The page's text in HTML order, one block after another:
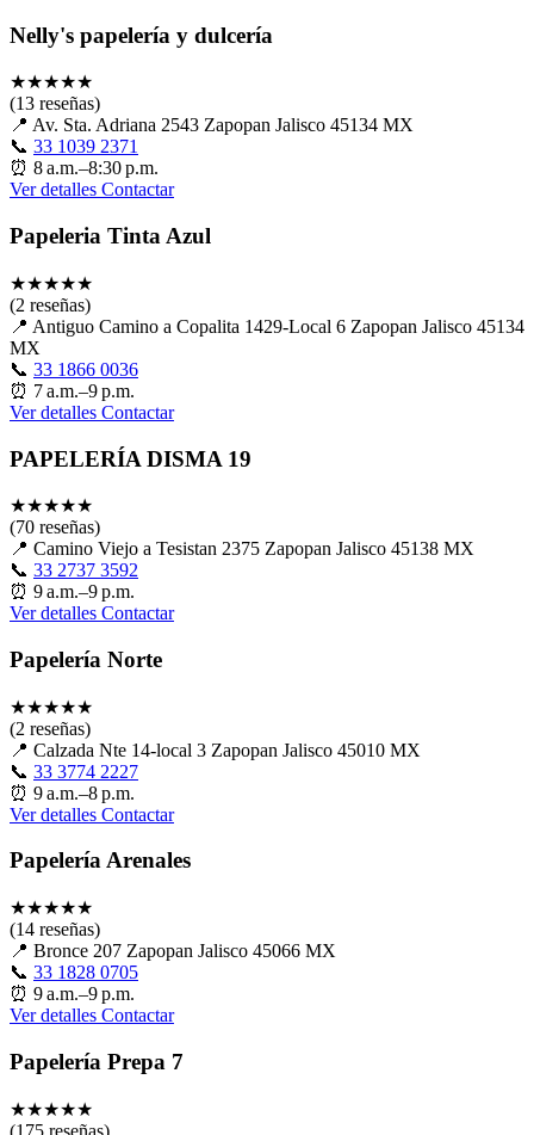
Nelly's papelería y dulcería
★★★★★
(13 reseñas)
📍 Av. Sta. Adriana 2543 Zapopan Jalisco 45134 MX
📞 33 1039 2371
⏰ 8 a.m.–8:30 p.m.
Ver detalles Contactar
Papeleria Tinta Azul
★★★★★
(2 reseñas)
📍 Antiguo Camino a Copalita 1429-Local 6 Zapopan Jalisco 45134
MX
📞 33 1866 0036
⏰ 7 a.m.–9 p.m.
Ver detalles Contactar
PAPELERÍA DISMA 19
★★★★★
(70 reseñas)
📍 Camino Viejo a Tesistan 2375 Zapopan Jalisco 45138 MX
📞 33 2737 3592
⏰ 9 a.m.–9 p.m.
Ver detalles Contactar
Papelería Norte
★★★★★
(2 reseñas)
📍 Calzada Nte 14-local 3 Zapopan Jalisco 45010 MX
📞 33 3774 2227
⏰ 9 a.m.–8 p.m.
Ver detalles Contactar
Papelería Arenales
★★★★★
(14 reseñas)
📍 Bronce 207 Zapopan Jalisco 45066 MX
📞 33 1828 0705
⏰ 9 a.m.–9 p.m.
Ver detalles Contactar
Papelería Prepa 7
★★★★★
(175 reseñas)